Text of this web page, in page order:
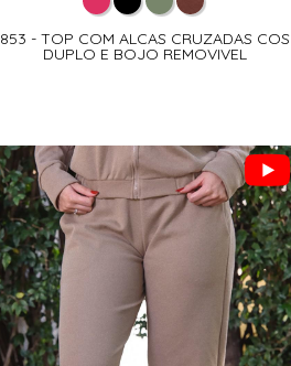
853 - TOP COM ALCAS CRUZADAS COS
DUPLO E BOJO REMOVIVEL